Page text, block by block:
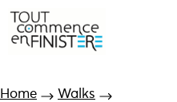
Home
Walks